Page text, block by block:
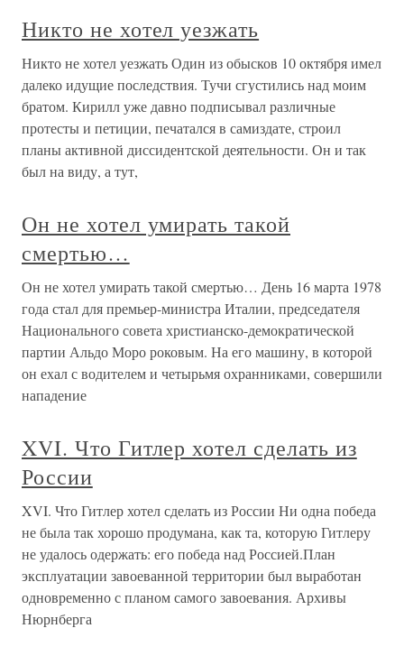
Никто не хотел уезжать
Никто не хотел уезжать Один из обысков 10 октября имел
далеко идущие последствия. Тучи сгустились над моим
братом. Кирилл уже давно подписывал различные
протесты и петиции, печатался в самиздате, строил
планы активной диссидентской деятельности. Он и так
был на виду, а тут,
Он не хотел умирать такой
смертью…
Он не хотел умирать такой смертью… День 16 марта 1978
года стал для премьер-министра Италии, председателя
Национального совета христианско-демократической
партии Альдо Моро роковым. На его машину, в которой
он ехал с водителем и четырьмя охранниками, совершили
нападение
XVI. Что Гитлер хотел сделать из
России
XVI. Что Гитлер хотел сделать из России Ни одна победа
не была так хорошо продумана, как та, которую Гитлеру
не удалось одержать: его победа над Россией.План
эксплуатации завоеванной территории был выработан
одновременно с планом самого завоевания. Архивы
Нюрнберга